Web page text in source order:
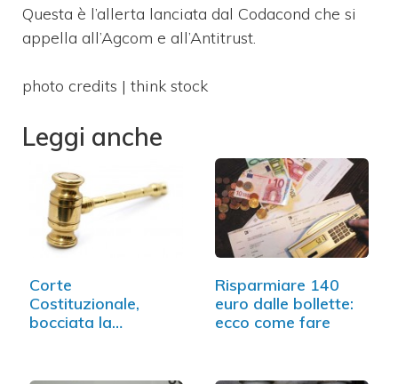
Questa è l’allerta lanciata dal Codacond che si
appella all’Agcom e all’Antitrust.
photo credits | think stock
Leggi anche
Corte
Costituzionale,
bocciata la
Risparmiare 140
euro dalle bollette:
ecco come fare